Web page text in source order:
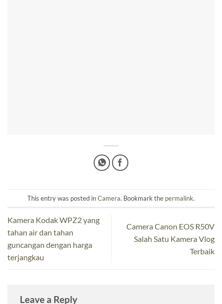
This entry was posted inCamera. Bookmark the permalink.
Kamera Kodak WPZ2 yang
tahan air dan tahan
guncangan dengan harga
terjangkau
Camera Canon EOS R50V
Salah Satu Kamera Vlog
Terbaik
Leave a Reply